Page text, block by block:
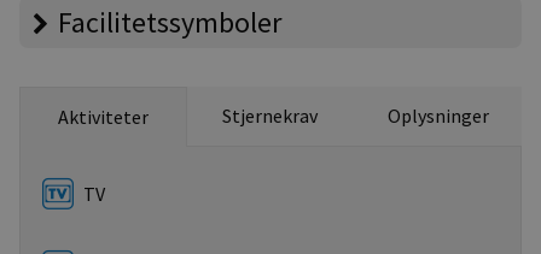
Facilitetssymboler
Aktiviteter Stjernekrav Oplysninger
TV